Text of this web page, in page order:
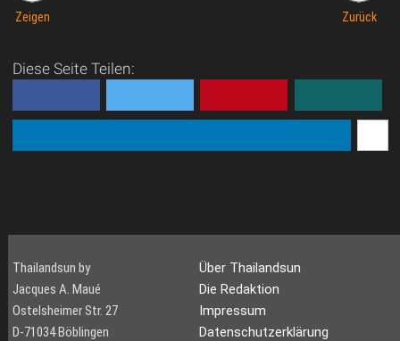
Zeigen Zurück
Diese Seite Teilen:
Thailandsun by
Jacques A. Maué
Ostelsheimer Str. 27
D-71034 Böblingen
Über Thailandsun
Die Redaktion
Impressum
Datenschutzerklärung